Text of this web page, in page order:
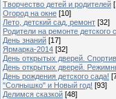
Творчество детей и родителей
Огород на окне [10]
Лето, детский сад, ремонт [32]
Родители на ремонте детского
День знаний [17]
Ярмарка-2014 [32]
День открытых дверей.
День открытых дверей.
День рождения детского сада!
"Солнышко" и Новый год! [93]
Делимся сказкой [48]